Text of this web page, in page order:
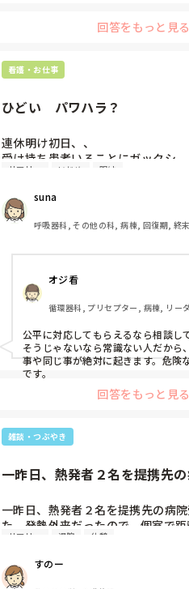
色々心配にもなったし
無言で私用電話に行きそのあと無言
モニターつけてる人、いつもアラー
今日は随分静かだなと思ってたら
サマリー頼まれてたのにそれもやら
怒り狂って寝てるし。
引いてしまった。
てか、電話するなら一言あっても
どこにいるのかも分からない
色々ビックリしすぎて今になって怒
40分、たまたま何も無かったけど
ここで何かあったら同責任取れば
う。
普通に無理だ。。。
回答をもっと見る
看護・お仕事
ひどい　パワハラ？
連休明け初日、、
受け持ち患者いることにガックシ。
しかも連休初日の入院した人。
しかも、複雑な家庭、被害妄想、せ
初日が大事なのに、サマリーが必要
せめて連休最終日の入院な仕方ない
連休初日の入院を勝手につけるの
サマリー いじめ 明け
suna
呼吸器科, その他の科, 病棟, 回復期, 終
オジ看
循環器科, プリセプター, 病棟, リー
公平に対応してもらえるなら相談し
そうじゃないなら常識ない人だから
事や同じ事が絶対に起きます。危険
です。
回答をもっと見る
雑談・つぶやき
一昨日、熱発者２名を提携先
一昨日、熱発者２名を提携先の病
た。発熱外来だったので、個室で
け入れて頂いた。
ここまでが、前提。
サマリー 退院 休憩
すのー